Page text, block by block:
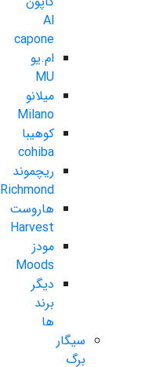
Al
capone
ام.یو
MU
میلانو
Milano
کوهیبا
cohiba
ریچموند
Richmond
هاروست
Harvest
مودز
Moods
دیگر
برند
ها
سیگار
برگ